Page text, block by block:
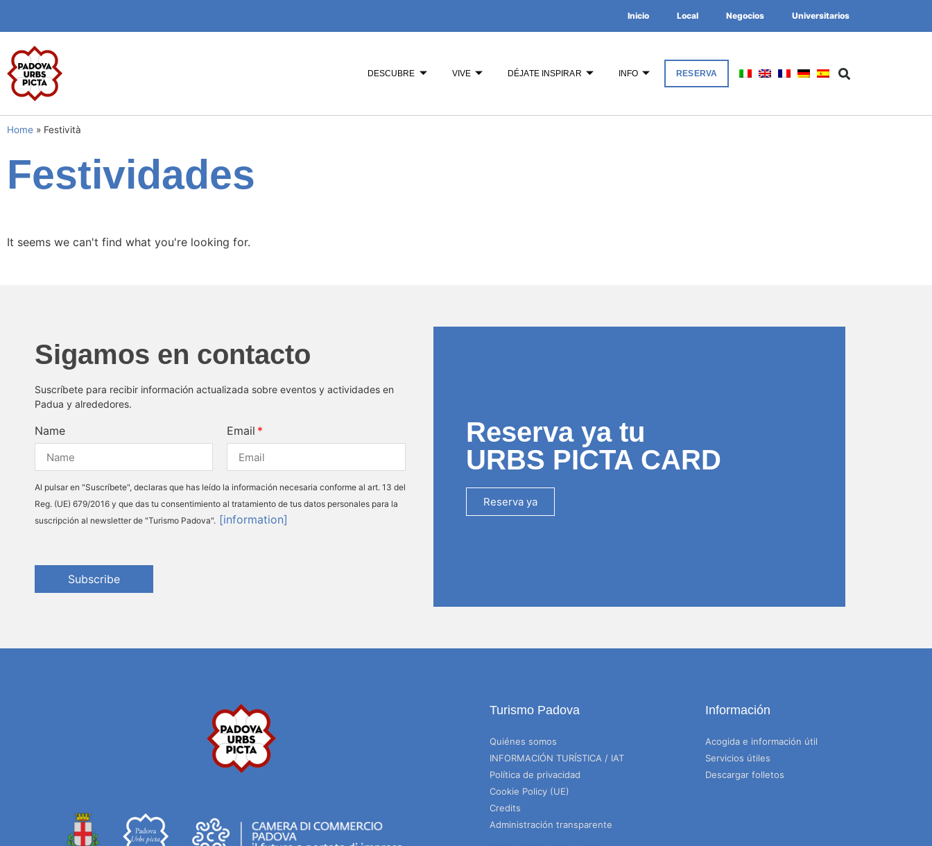
Inicio Local Negocios Universitarios
DESCUBRE VIVE DÉJATE INSPIRAR INFO RESERVA
Home » Festività
Festividades
It seems we can't find what you're looking for.
Sigamos en contacto
Suscríbete para recibir información actualizada sobre eventos y actividades en
Padua y alrededores.
Name Email
Al pulsar en "Suscríbete", declaras que has leído la información necesaria conforme al art. 13 del
Reg. (UE) 679/2016 y que das tu consentimiento al tratamiento de tus datos personales para la
suscripción al newsletter de "Turismo Padova". [information]
Subscribe
Reserva ya tu
URBS PICTA CARD
Reserva ya
Turismo Padova
Quiénes somos
INFORMACIÓN TURÍSTICA / IAT
Política de privacidad
Cookie Policy (UE)
Credits
Administración transparente
Información
Acogida e información útil
Servicios útiles
Descargar folletos